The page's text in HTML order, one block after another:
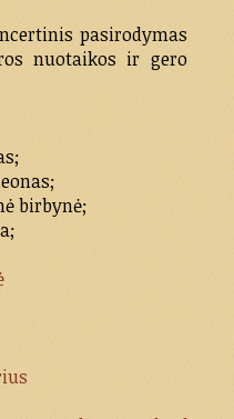
pasirodymas
nuotaikos ir gero
birbynė;